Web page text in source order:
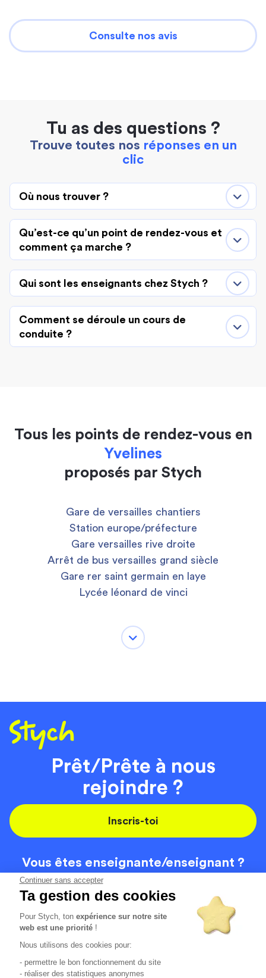
Continuer sans accepter
Ta gestion des cookies
Pour Stych, tonexpérience sur notre site
web est une priorité !
Nous utilisons des cookies pour:
- permettre le bon fonctionnement du site
- réaliser des statistiques anonymes
Consulte nos avis
Tu as des questions ?
Trouve toutes nos réponses en un
clic
Où nous trouver ?
Qu’est-ce qu’un point de rendez-vous et
comment ça marche ?
Qui sont les enseignants chez Stych ?
Comment se déroule un cours de
conduite ?
Tous les points de rendez-vous en
Yvelines
proposés par Stych
Gare de versailles chantiers
Station europe/préfecture
Gare versailles rive droite
Arrêt de bus versailles grand siècle
Gare rer saint germain en laye
Lycée léonard de vinci
Prêt/Prête à nous
rejoindre ?
Inscris-toi
Vous êtes enseignante/enseignant ?
On recrute
Code de la route
Localisation
Contact